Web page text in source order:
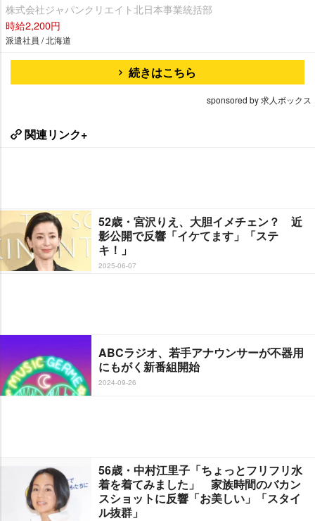
株式会社ジャパンクリエイト北日本事業統括部
時給2,200円
派遣社員 / 北海道
続きはこちら
sponsored by 求人ボックス
関連リンク+
52歳・宮沢りえ、大胆イメチェン？ 近
影公開で反響「イケてます」「ステ
キ！」
2025-06-07
ABCラジオ、若手アナウンサーが不器用
にもがく新番組開始
2024-09-26
56歳・中村江里子「ちょっとフリフリ水
着を着てみました」 家族時間のバカン
スショットに反響「お美しい」「スタイ
ル抜群」